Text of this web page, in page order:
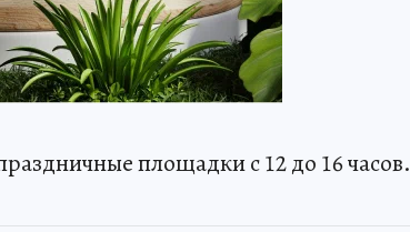
площадки с 12 до 16 часов.